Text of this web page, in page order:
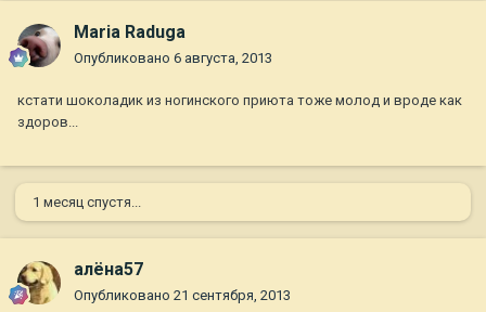
Maria Raduga
Опубликовано 6 августа, 2013
кстати шоколадик из ногинского приюта тоже молод и вроде как
здоров...
1 месяц спустя...
алёна57
Опубликовано 21 сентября, 2013